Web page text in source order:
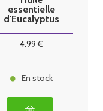
essentielle
d'Eucalyptus
4.99 €
En stock